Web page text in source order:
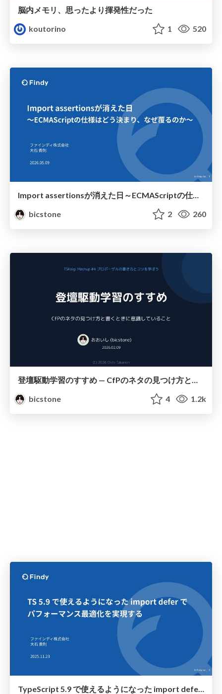
脳内メモリ、思ったより揮発性だった
koutorino
1 520
Import assertionsが消えた日～ECMAScriptの仕様はどう決まり、なぜ覆るのか～
bicstone
2 260
登壇駆動学習のすすめ — CfPのネタの見つけ方と書くときに意識していること
bicstone
4 1.2k
TypeScript 5.9 で使えるようになった import defer でパフォーマンス最適化を実現する